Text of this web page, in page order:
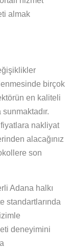
almak
birçok
en kaliteli
nakliyat
alacağınız
son
Adana halkı
standartlarında
deneyimini